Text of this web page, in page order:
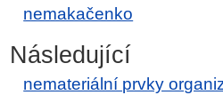
nemakačenko
Následující
nemateriální prvky